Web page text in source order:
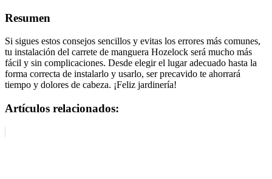
Resumen
Si sigues estos consejos sencillos y evitas los errores más comunes,
tu instalación del carrete de manguera Hozelock será mucho más
fácil y sin complicaciones. Desde elegir el lugar adecuado hasta la
forma correcta de instalarlo y usarlo, ser precavido te ahorrará
tiempo y dolores de cabeza. ¡Feliz jardinería!
Artículos relacionados: